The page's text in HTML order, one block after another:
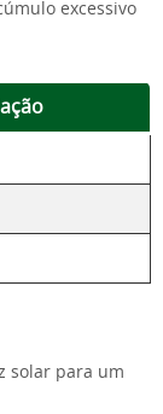
excessivo
solar para um